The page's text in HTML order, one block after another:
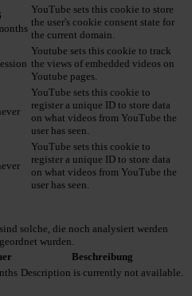
YouTube sets this cookie to store
the user's cookie consent state for
the current domain.
Youtube sets this cookie to track
the views of embedded videos on
Youtube pages.
YouTube sets this cookie to
register a unique ID to store data
on what videos from YouTube the
user has seen.
YouTube sets this cookie to
register a unique ID to store data
on what videos from YouTube the
user has seen.
solche, die noch analysiert werden
wurden.
Beschreibung
Description is currently not available.